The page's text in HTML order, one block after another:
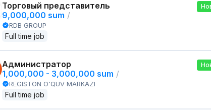
Торговый представитель
9,000,000 sum /
RDB GROUP
Full time job
Администратор
1,000,000 - 3,000,000 sum /
REGISTON O'QUV MARKAZI
Full time job